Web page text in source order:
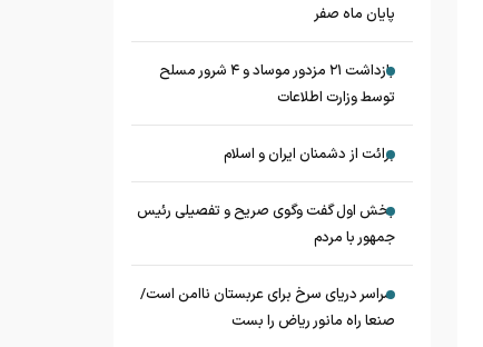
پایان ماه صفر
بازداشت ۲۱ مزدور موساد و ۴ شرور مسلح
توسط وزارت اطلاعات
برائت از دشمنان ایران و اسلام
بخش اول گفت وگوی صریح و تفصیلی رئیس
جمهور با مردم
سراسر دریای سرخ برای عربستان ناامن است/
صنعا راه مانور ریاض را بست